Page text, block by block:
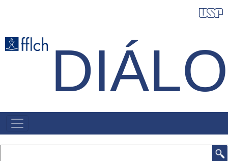
conteúdo
NAVEGAÇÃO
PRINCIPAL